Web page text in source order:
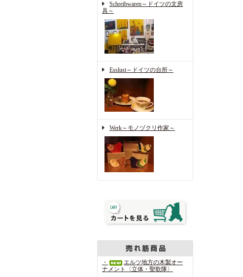
Schreibwaren～ドイツの文房
具～
Esslust～ドイツの台所～
Werk～モノヅクリ作家～
・
エルツ地方の木製オー
ナメント〈立体・聖歌隊〉